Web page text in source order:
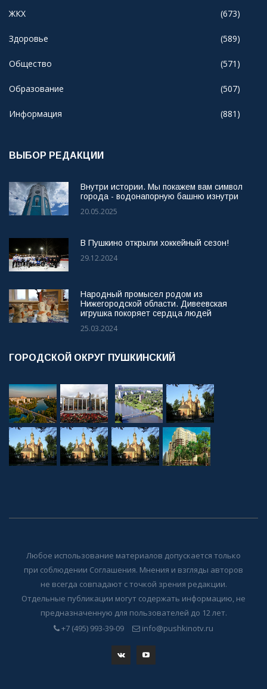
ЖКХ (673)
Здоровье (589)
Общество (571)
Образование (507)
Информация (881)
ВЫБОР РЕДАКЦИИ
Внутри истории. Мы покажем вам символ
города - водонапорную башню изнутри
20.05.2025
В Пушкино открыли хоккейный сезон!
29.12.2024
Народный промысел родом из
Нижегородской области. Дивеевская
игрушка покоряет сердца людей
25.03.2024
ГОРОДСКОЙ ОКРУГ ПУШКИНСКИЙ
Любое использование материалов допускается только
при соблюдении Соглашения. Мнения и взгляды авторов
не всегда совпадают с точкой зрения редакции.
Отдельные публикации могут содержать информацию, не
предназначенную для пользователей до 12 лет.
+7 (495) 993-39-09
info@pushkinotv.ru